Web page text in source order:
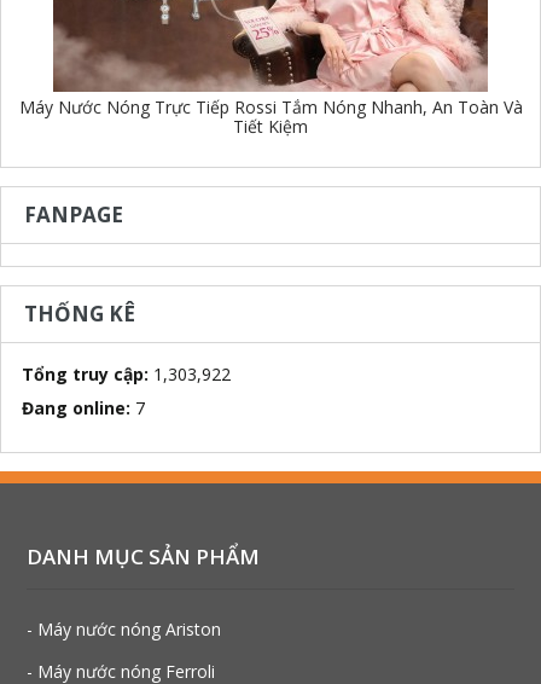
Máy Nước Nóng Trực Tiếp Rossi Tắm Nóng Nhanh, An Toàn Và
Tiết Kiệm
FANPAGE
THỐNG KÊ
Tổng truy cập: 1,303,922
Đang online: 7
DANH MỤC SẢN PHẨM
- Máy nước nóng Ariston
- Máy nước nóng Ferroli